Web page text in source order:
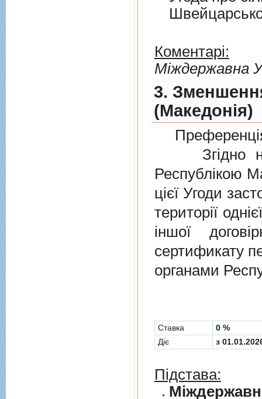
Коментарі:
Мiждержавна
3.
(Македонія)
Згідно
Республікою
цієї Угоди
території
іншої
сертификату
органами
Cтавка
0 %
Діє
з
Підстава: